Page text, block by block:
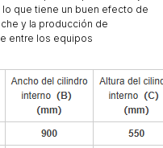
lo que tiene un buen efecto de
y la producción de
entre los equipos